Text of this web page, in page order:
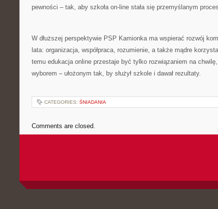
pewności – tak, aby szkoła on-line stała się przemyślanym
W dłuższej perspektywie PSP Kamionka ma wspierać rozwój
lata: organizacja, współpraca, rozumienie, a także mądre
temu edukacja online przestaje być tylko rozwiązaniem na
wyborem – ułożonym tak, by służył szkole i dawał rezultaty.
CATEGORIES: ŚNIADANIA
Comments are closed.